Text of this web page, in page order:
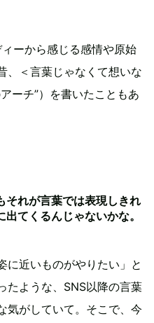
ーから感じる感情や原始
、＜言葉じゃなくて想いな
ーチ”）を書いたこともあ
それが言葉では表現しきれ
てくるんじゃないかな。
近いものがやりたい」と
たような、SNS以降の言葉
気がしていて。そこで、今